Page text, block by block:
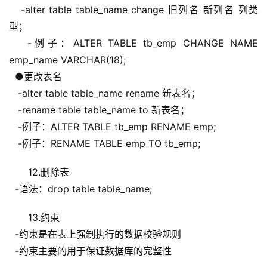
-alter table table_name change 旧列名 新列名 列类
型；
-例子：ALTER TABLE tb_emp CHANGE NAME
emp_name VARCHAR(18);
●更改表名
-alter table table_name rename 新表名；
-rename table table_name to 新表名；
-例子：ALTER TABLE tb_emp RENAME emp;
-例子：RENAME TABLE emp TO tb_emp;
12.删除表
-语法：drop table table_name;
13.约束
-约束是在表上强制执行的数据校验规则
-约束主要的用于保证数据库的完整性